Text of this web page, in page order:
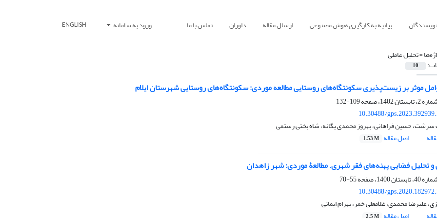
بیانیه به کارگیری هوش مصنوعی ارسال مقاله داوران تماس با ما ورود به سامانه ENGLISH
=تحلیل عاملی
10
موثر بر زیست‌پذیری سکونتگاه‌های روستایی مطالعه موردی: سکونتگاه‌های روستایی شهرستان ایلام
109-132
10.30488/
حسین فراهانی، بهروز محمدی یگانه، شاه بختی رستمی
اصل مقاله 1.53 M
تحلیل فضایی پهنه‌های فقر شهری. مطالعۀ موردی: شهر زاهدان
55-70
10.30488/
علیرضا محمدی، غلامعلی خمر، بهرام ایمانی